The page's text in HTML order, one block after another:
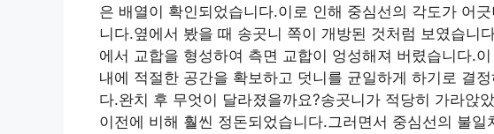
은 배열이 확인되었습니다.이로 인해 중심선의 각도가 어
니다.옆에서 봤을 때 송곳니 쪽이 개방된 것처럼 보였습니
에서 교합을 형성하여 측면 교합이 엉성해져 버렸습니다.
내에 적절한 공간을 확보하고 덧니를 균일하게 하기로 결
다.완치 후 무엇이 달라졌을까요?송곳니가 적당히 가라앉
이전에 비해 훨씬 정돈되었습니다.그러면서 중심선의 불